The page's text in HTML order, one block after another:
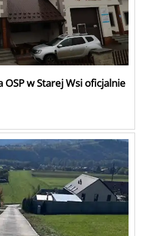
w Starej Wsi oficjalnie